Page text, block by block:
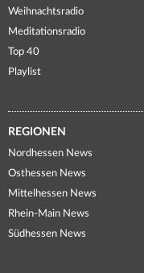
Weihnachtsradio
Meditationsradio
Top 40
Playlist
REGIONEN
Nordhessen News
Osthessen News
Mittelhessen News
Rhein-Main News
Südhessen News